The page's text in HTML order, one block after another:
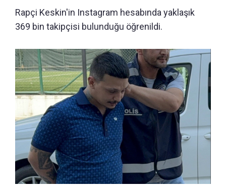
Rapçi Keskin'in Instagram hesabında yaklaşık
369 bin takipçisi bulunduğu öğrenildi.